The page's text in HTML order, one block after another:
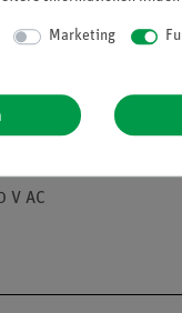
V AC
Marketing